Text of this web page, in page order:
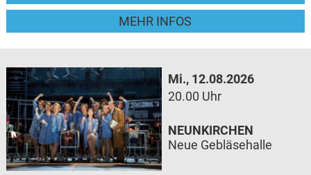
MEHR INFOS
Mi., 12.08.2026
20.00 Uhr
NEUNKIRCHEN
Neue Gebläsehalle